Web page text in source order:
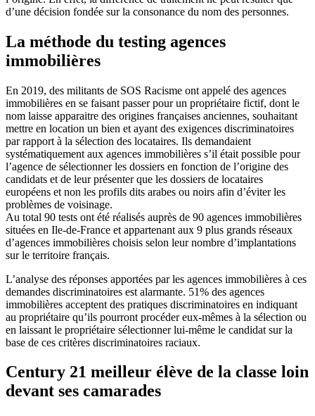
d’une décision fondée sur la consonance du nom des personnes.
La méthode du testing agences
immobilières
En 2019, des militants de SOS Racisme ont appelé des agences
immobilières en se faisant passer pour un propriétaire fictif, dont le
nom laisse apparaitre des origines françaises anciennes, souhaitant
mettre en location un bien et ayant des exigences discriminatoires
par rapport à la sélection des locataires. Ils demandaient
systématiquement aux agences immobilières s’il était possible pour
l’agence de sélectionner les dossiers en fonction de l’origine des
candidats et de leur présenter que les dossiers de locataires
européens et non les profils dits arabes ou noirs afin d’éviter les
problèmes de voisinage.
Au total 90 tests ont été réalisés auprès de 90 agences immobilières
situées en Ile-de-France et appartenant aux 9 plus grands réseaux
d’agences immobilières choisis selon leur nombre d’implantations
sur le territoire français.
L’analyse des réponses apportées par les agences immobilières à ces
demandes discriminatoires est alarmante. 51% des agences
immobilières acceptent des pratiques discriminatoires en indiquant
au propriétaire qu’ils pourront procéder eux-mêmes à la sélection ou
en laissant le propriétaire sélectionner lui-même le candidat sur la
base de ces critères discriminatoires raciaux.
Century 21 meilleur élève de la classe loin
devant ses camarades